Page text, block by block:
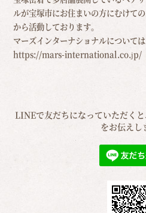
ルが宝塚市にお住まいの方にむけての
から活動しております。
マーズインターナショナルについて
https://mars-international.co.jp/
LINEで友だちになっていただく
をお伝えし